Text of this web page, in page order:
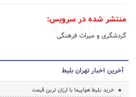
منتشر شده در سرویس:
گردشگری و میراث فرهنگی
آخرین اخبار تهران بلیط
خرید بلیط هواپیما با ارزان ترین قیمت